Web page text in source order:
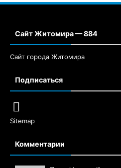
Сайт Житомира — 884
Сайт города Житомира
Подписаться
Sitemap
Комментарии